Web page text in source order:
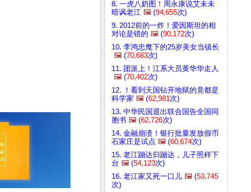
8. 一虎八奶图！周永康说艾未未
暗讽老江 🖼️ (94,655次)
9. 2012前的一炸！爱因斯坦的相
对论是错的 🖼️ (90,172次)
10. 李鸿忠麾下的25岁美女当镇长
🖼️ (70,683次)
11. 团派上！江系大员黄华华走人
🖼️ (70,402次)
12. ！看到天国钻开地狱的竟都是
科学家 🖼️ (62,981次)
13. 中华民国退出联合国告全国同
胞书 🖼️ (62,726次)
14. 金融崩溃！银行批量发放假币
石家庄是试点 🖼️ (60,674次)
15. 老江蹦达归蹦达，儿子照样下
台 🖼️ (54,123次)
16. 老江家又死一口儿 🖼️ (53,745
次)